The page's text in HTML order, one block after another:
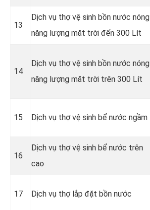
13
Dịch vụ thợ vệ sinh bồn nước nóng
năng lượng măt trời đến 300 Lít
14
Dịch vụ thợ vệ sinh bồn nước nóng
năng lượng măt trời trên 300 Lít
15 Dịch vụ thợ vệ sinh bể nước ngầm
16
Dịch vụ thợ vệ sinh bể nước trên
cao
17 Dịch vụ thợ lắp đặt bồn nước